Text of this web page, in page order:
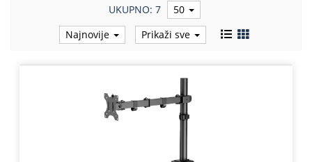
UKUPNO: 7
50
Najnovije
Prikaži sve